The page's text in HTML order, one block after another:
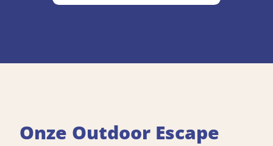
Onze Outdoor Escape